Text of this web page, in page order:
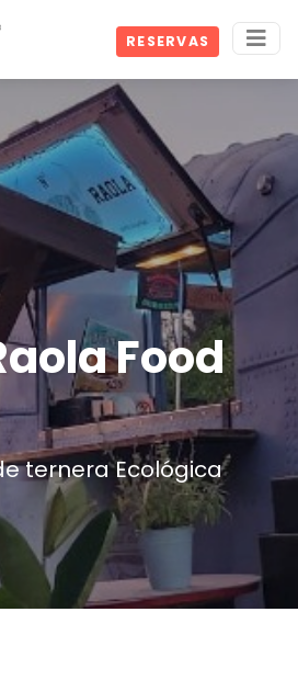
RESERVAS
Food
ternera Ecológica